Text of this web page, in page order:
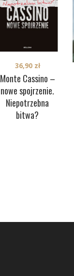
Monte Cassino –
nowe spojrzenie.
Niepotrzebna
bitwa?
36,90 zł